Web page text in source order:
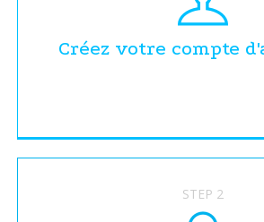
Créez votre compte
STEP 2